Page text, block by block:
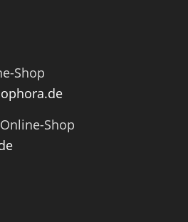
Shop
Shop